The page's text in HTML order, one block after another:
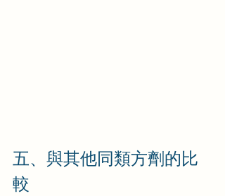
五、與其他同類方劑的比
較